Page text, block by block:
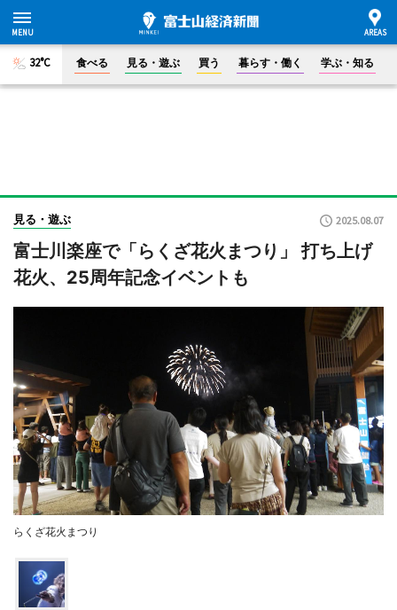
32°C 食べる 見る・遊ぶ 買う 暮らす・働く 学ぶ・知る
見る・遊ぶ 2025.08.07
富士川楽座で「らくざ花火まつり」 打ち上げ
花火、25周年記念イベントも
らくざ花火まつり